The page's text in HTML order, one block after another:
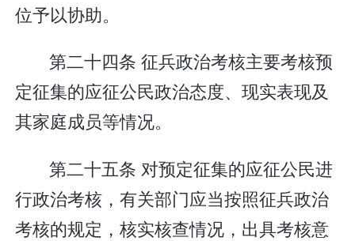
位予以协助。
第二十四条 征兵政治考核主要考核预
定征集的应征公民政治态度、现实表现及
其家庭成员等情况。
第二十五条 对预定征集的应征公民进
行政治考核，有关部门应当按照征兵政治
考核的规定，核实核查情况，出具考核意